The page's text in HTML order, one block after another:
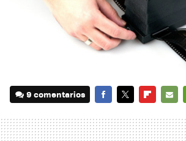
9 comentarios
MAIL